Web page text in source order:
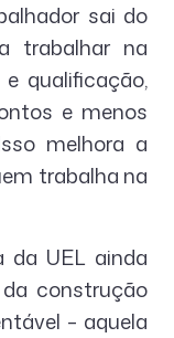
sai do
trabalhar na
qualificação,
e menos
melhora a
trabalha na
da UEL ainda
construção
– aquela